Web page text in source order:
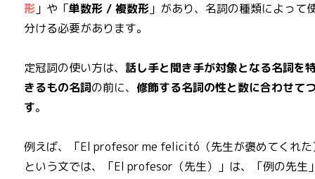
形 」や「単数形 / 複数形 」があり、名詞の種類によって
分ける必要があります。
定冠詞の使い方は、 話し手と聞き手が対象となる名詞を
きるもの名詞の前に、 修飾する名詞の性と数に合わせて
す。
例えば、「El profesor me felicitó（先生が褒めてくれた
という文では、「El profesor（先生）」は、「例の先生